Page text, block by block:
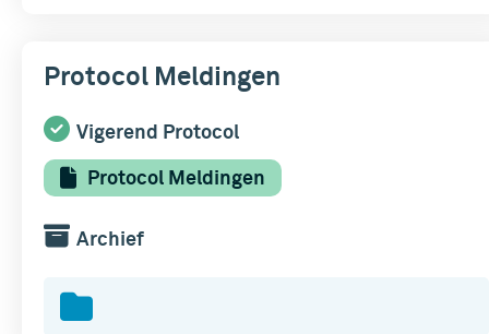
Protocol Meldingen
Vigerend Protocol
Protocol Meldingen
Archief